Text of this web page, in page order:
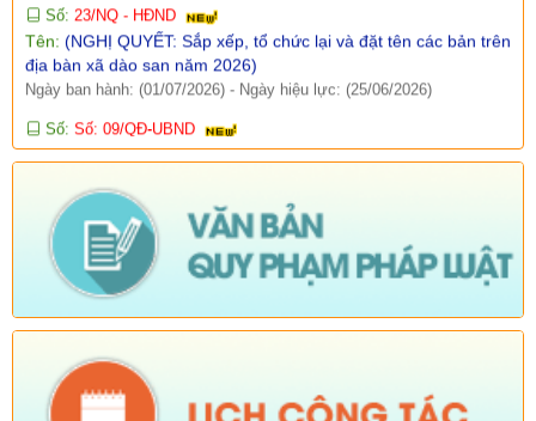
Tên:(NGHỊ QUYẾT: Sắp xếp, tổ chức lại và đặt tên các bản trên
địa bàn xã dào san năm 2026)
Ngày ban hành: (01/07/2026) -Ngày hiệu lực: (25/06/2026)
Tên:(Quyết định công khai danh mục thủ tục hành chính thuộc
thẩm quyền giải quyết của UBND xã Dào San)
Số: Số: 10/QĐ-UBND
Tên:
(Quyết định về việc công khai danh mục thủ tục hành
chính thực hiện không phụ thuộc vào địa giới hành chính trên
địa bàn xã Dào San)
Ngày ban hành: (15/04/2026) -Ngày hiệu lực: (06/01/2026)
38/PKT - TB
Tên:(Về việc niêm yết công khai, lấy ý kiến của tổ chức, chuyên
gia và cộng động dân cư có liên quan đối với Quy hoạch chung